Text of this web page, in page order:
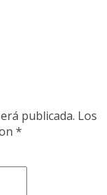
publicada. Los
*